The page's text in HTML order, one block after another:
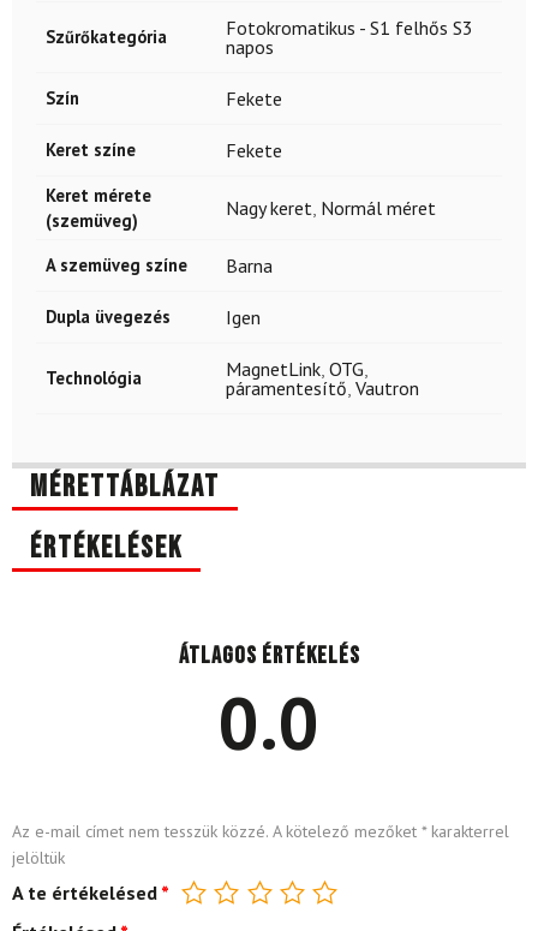
Szűrőkategória
Fotokromatikus - S1 felhős S3
napos
Szín Fekete
Keret színe Fekete
Keret mérete
(szemüveg)
Nagy keret, Normál méret
A szemüveg színe Barna
Dupla üvegezés Igen
Technológia MagnetLink, OTG,
páramentesítő, Vautron
Mérettáblázat
Értékelések
Átlagos értékelés
0.0
Az e-mail címet nem tesszük közzé. A kötelező mezőket *karakterrel
jelöltük
A te értékelésed *